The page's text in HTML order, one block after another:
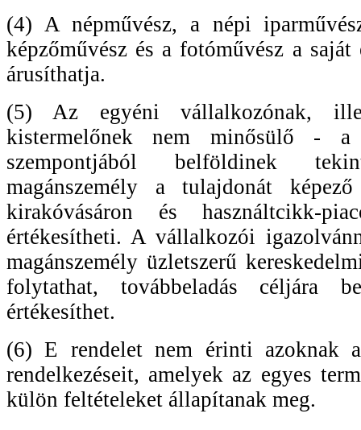
(4) A népművész, a népi
képzőművész és a fotóművész a
árusíthatja.
(5) Az egyéni vállalkozónak,
kistermelőnek nem minősülő - a
szempontjából belföldinek
magánszemély a tulajdonát
kirakóvásáron és használtcikk-
értékesítheti. A vállalkozói
magánszemély üzletszerű
folytathat, továbbeladás céljára
értékesíthet.
(6) E rendelet nem érinti azoknak
rendelkezéseit, amelyek az egyes
külön feltételeket állapítanak meg.